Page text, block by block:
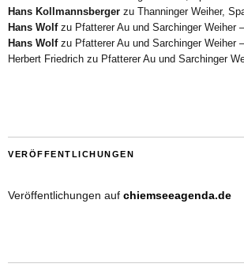
Hans Kollmannsberger zu Thanninger Weiher,
Hans Wolfzu Pfatterer Au und Sarchinger Weiher
Hans Wolfzu Pfatterer Au und Sarchinger Weiher
Herbert Friedrich zu Pfatterer Au und Sarchinger
VERÖFFENTLICHUNGEN
Veröffentlichungen auf chiemseeagenda.de